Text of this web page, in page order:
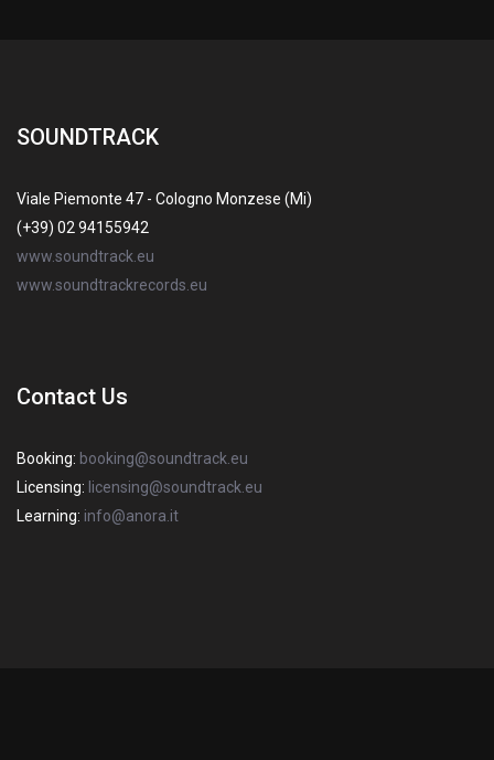
SOUNDTRACK
Viale Piemonte 47 - Cologno Monzese (Mi)
(+39) 02 94155942
www.soundtrack.eu
www.soundtrackrecords.eu
Contact Us
Booking: booking@soundtrack.eu
Licensing: licensing@soundtrack.eu
Learning: info@anora.it